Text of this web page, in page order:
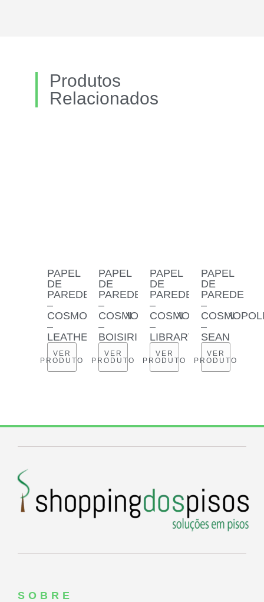
Produtos
Relacionados
PAPEL
DE
PAREDE
–
COSMOPOLITAN
–
LEATHER
VER
PRODUTO
PAPEL
DE
PAREDE
–
COSMOPOLITAN
–
BOISIRIE
VER
PRODUTO
PAPEL
DE
PAREDE
–
COSMOPOLITAN
–
LIBRARY
VER
PRODUTO
PAPEL
DE
PAREDE
–
–
SEAN
VER
PRODUTO
SOBRE